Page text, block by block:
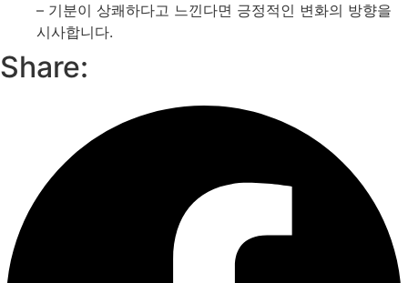
– 기분이 상쾌하다고 느낀다면 긍정적인 변화의 방향을
시사합니다.
Share: